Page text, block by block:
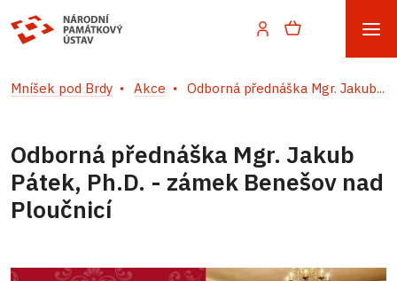
Mníšek pod Brdy Akce Odborná přednáška Mgr. Jakub...
Odborná přednáška Mgr. Jakub
Pátek, Ph.D. - zámek Benešov nad
Ploučnicí